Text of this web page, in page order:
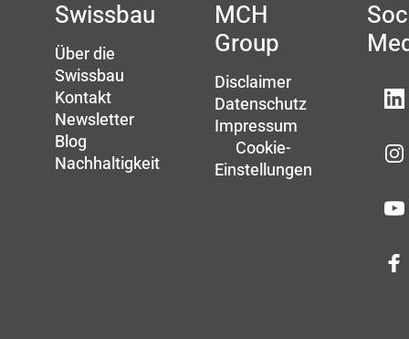
Swissbau
Über die
Swissbau
Kontakt
Newsletter
Blog
Nachhaltigkeit
MCH
Group
Disclaimer
Datenschutz
Impressum
Cookie-
Einstellungen